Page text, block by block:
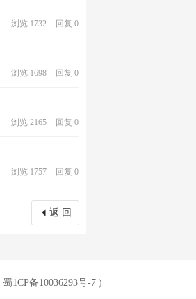
浏览 1732 回复 0
浏览 1698 回复 0
浏览 2165 回复 0
浏览 1757 回复 0
返 回
蜀1CP备10036293号-7)